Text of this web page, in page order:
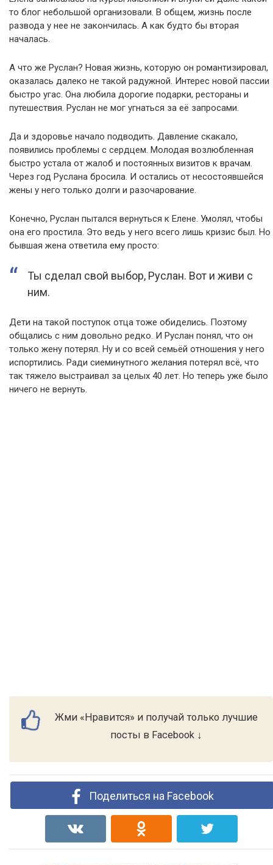
то блог небольшой организовали. В общем, жизнь после
развода у нее не закончилась. А как будто бы вторая
началась.
А что же Руслан? Новая жизнь, которую он романтизировал,
оказалась далеко не такой радужной. Интерес новой пассии
быстро угас. Она любила дорогие подарки, рестораны и
путешествия. Руслан не мог угнаться за её запросами.
Да и здоровье начало подводить. Давление скакало,
появились проблемы с сердцем. Молодая возлюбленная
быстро устала от жалоб и постоянных визитов к врачам.
Через год Руслана бросила. И остались от несостоявшейся
жены у него только долги и разочарование.
Конечно, Руслан пытался вернуться к Елене. Умолял, чтобы
она его простила. Это ведь у него всего лишь кризис был. Но
бывшая жена ответила ему просто:
Ты сделал свой выбор, Руслан. Вот и живи с
ним.
Дети на такой поступок отца тоже обиделись. Поэтому
общались с ним довольно редко. И Руслан понял, что он
только жену потерял. Ну и со всей семьёй отношения у него
испортились. Ради сиеминутного желания потерял всё, что
так тяжело выстраивал за целых 40 лет. Но теперь уже было
ничего не вернуть.
Жми «Нравится» и получай только лучшие
посты в Facebook ↓
Поделиться на Facebook